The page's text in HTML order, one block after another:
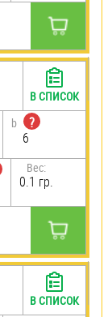
b
?
6
Вес:
0.1 гр.
В СПИСОК
В СПИСОК